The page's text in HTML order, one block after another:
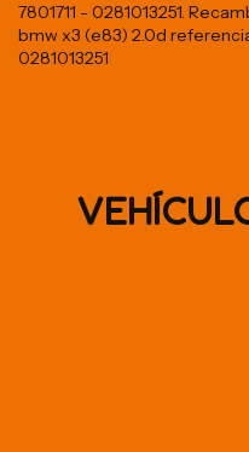
7801711 - 0281013251.
bmw x3 (e83) 2.0d referencia
0281013251